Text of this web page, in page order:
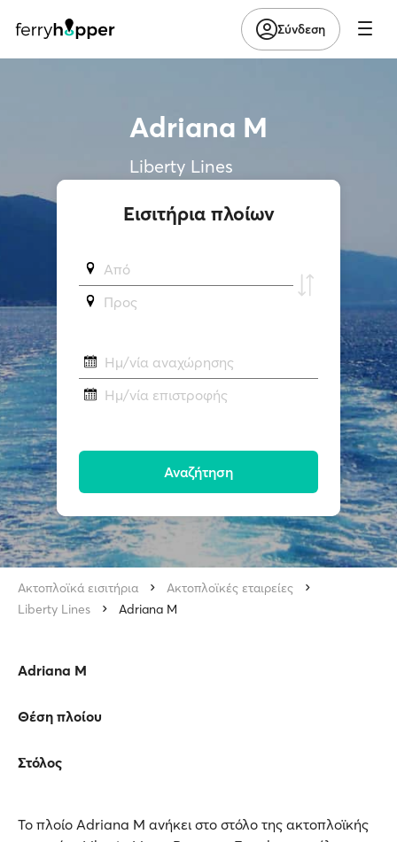
Σύνδεση
Adriana M
Liberty Lines
Εισιτήρια πλοίων
Από
Προς
Ημ/νία αναχώρησης
Ημ/νία επιστροφής
Αναζήτηση
Ακτοπλοϊκά εισιτήρια
Ακτοπλοϊκές εταιρείες
Liberty Lines
Adriana M
Adriana M
Θέση πλοίου
Στόλος
Το πλοίο Adriana M ανήκει στο στόλο της ακτοπλοϊκής